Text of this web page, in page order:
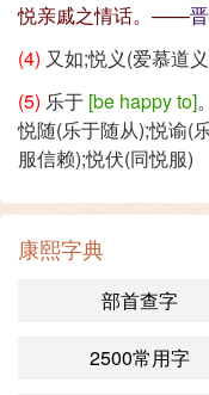
悦亲戚之情话。——晋
(4) 又如;悦义(爱慕道
(5) 乐于 [be happy to]
悦随(乐于随从);悦谕(
服信赖);悦伏(同悦服)
康熙字典
部首查字
2500常用字